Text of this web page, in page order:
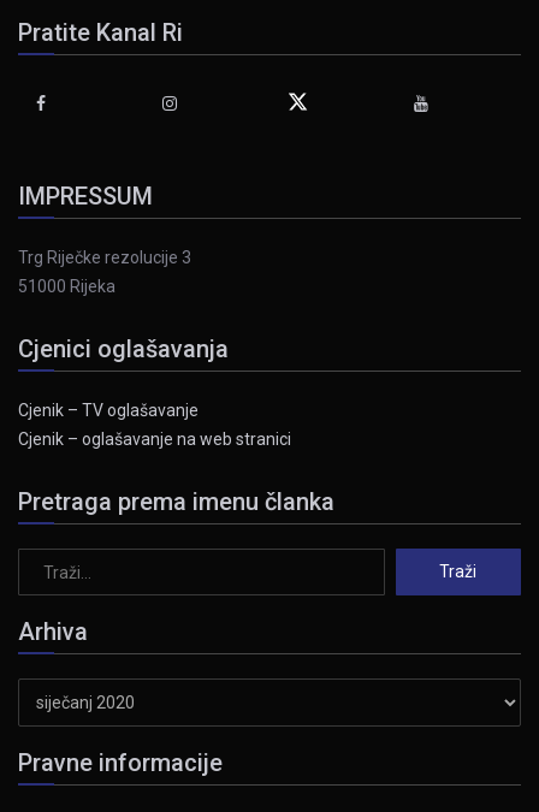
Pratite Kanal Ri
IMPRESSUM
Trg Riječke rezolucije 3
51000 Rijeka
Cjenici oglašavanja
Cjenik – TV oglašavanje
Cjenik – oglašavanje na web stranici
Pretraga prema imenu članka
Arhiva
Pravne informacije